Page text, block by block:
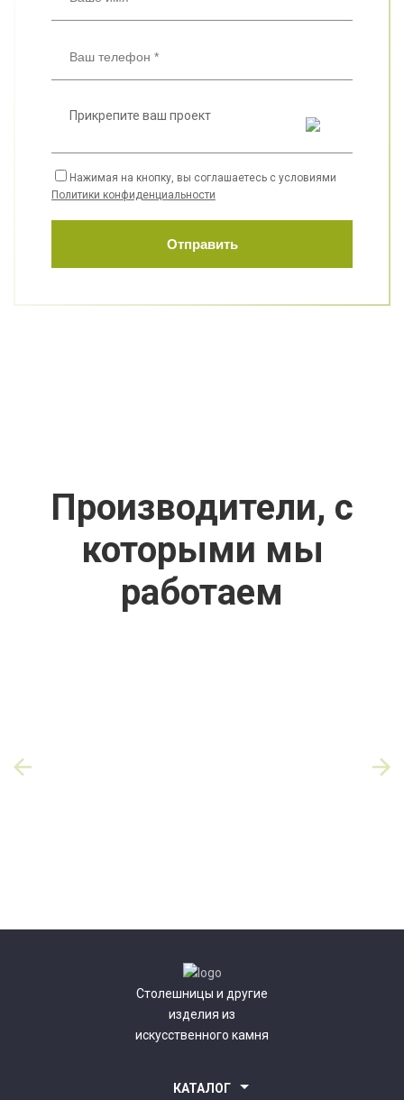
Прикрепите ваш проект
Нажимая на кнопку, вы соглашаетесь с условиями
Политики конфиденциальности
Отправить
Производители, с
которыми мы
работаем
Столешницы и другие
изделия из
искусственного камня
КАТАЛОГ